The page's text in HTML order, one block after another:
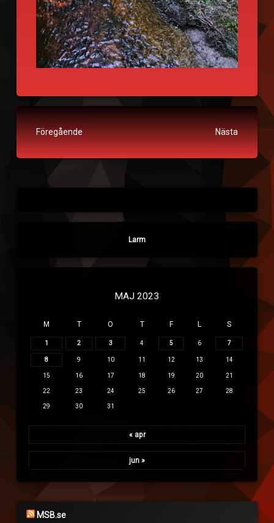
Fortsätt läsa
Föregående Nästa
Larm
MAJ 2023
M T O T F L S
1 2 3 4 5 6 7
8 9 10 11 12 13 14
15 16 17 18 19 20 21
22 23 24 25 26 27 28
29 30 31
« apr
jun »
MSB.se